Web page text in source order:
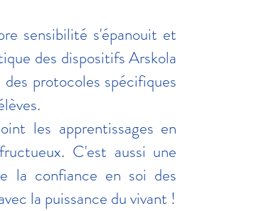
sensibilité s'épanouit et
des dispositifs Arskola
protocoles spécifiques
les apprentissages en
C'est aussi une
la confiance en soi des
la puissance du vivant !